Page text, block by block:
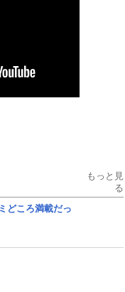
もっと見
る
どころ満載だっ